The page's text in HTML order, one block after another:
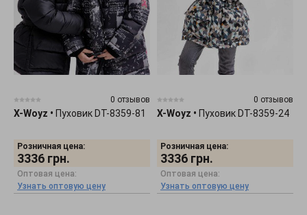
0 отзывов
X-Woyz • Пуховик DT-8359-81
Розничная цена:
3336 грн.
Оптовая цена:
Узнать оптовую цену
0 отзывов
X-Woyz • Пуховик DT-8359-24
Розничная цена:
3336 грн.
Оптовая цена:
Узнать оптовую цену